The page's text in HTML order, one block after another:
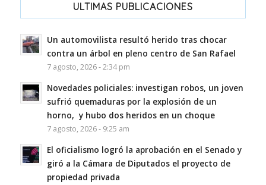
ULTIMAS PUBLICACIONES
Un automovilista resultó herido tras chocar
contra un árbol en pleno centro de San Rafael
7 agosto, 2026 - 2:34 pm
Novedades policiales: investigan robos, un joven
sufrió quemaduras por la explosión de un
horno, y hubo dos heridos en un choque
7 agosto, 2026 - 9:25 am
El oficialismo logró la aprobación en el Senado y
giró a la Cámara de Diputados el proyecto de
propiedad privada